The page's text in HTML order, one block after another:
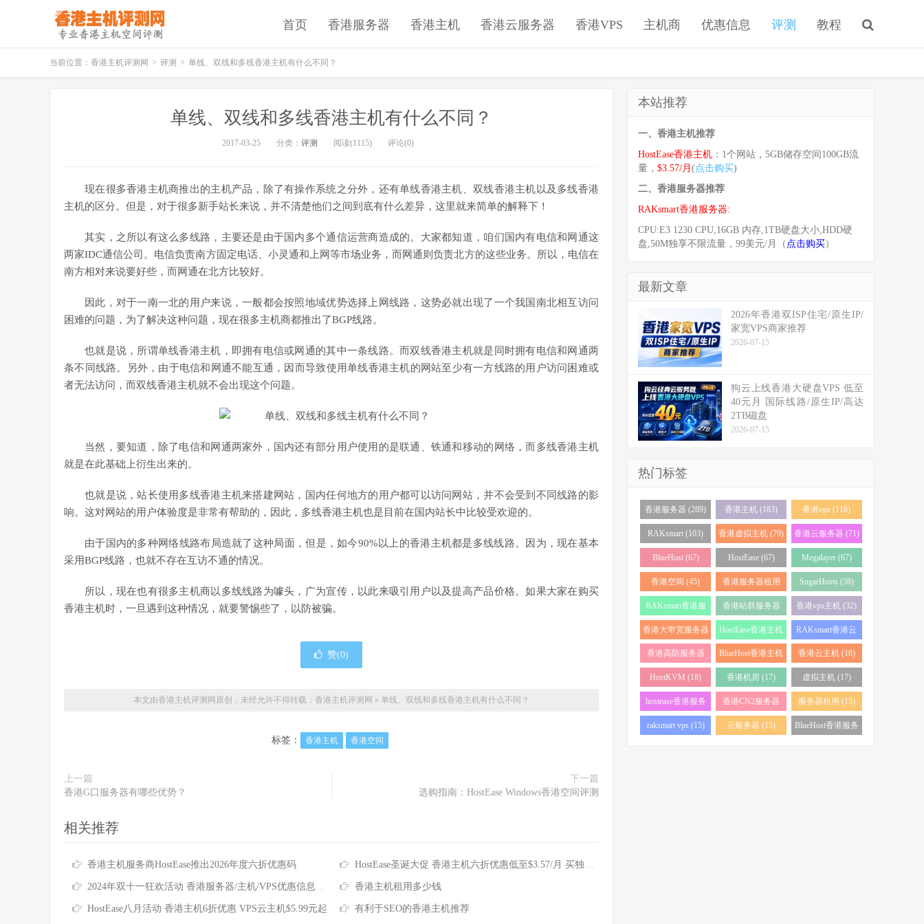
首页 香港服务器 香港主机 香港云服务器 香港VPS 主机商 优惠信息 评测 教程
当前位置： 香港主机评测网 > 评测 > 单线、双线和多线香港主机有什么不同？
单线、双线和多线香港主机有什么不同？
2017-03-25 分类： 评测 阅读(1115) 评论(0)
现在很多香港主机商推出的主机产品，除了有操作系统之分外，还有单线香港主机、双线香港主机以及多线香港
主机的区分。但是，对于很多新手站长来说，并不清楚他们之间到底有什么差异，这里就来简单的解释下！
其实，之所以有这么多线路，主要还是由于国内多个通信运营商造成的。大家都知道，咱们国内有电信和网通这
两家IDC通信公司。电信负责南方固定电话、小灵通和上网等市场业务，而网通则负责北方的这些业务。所以，电信在
南方相对来说要好些，而网通在北方比较好。
因此，对于一南一北的用户来说，一般都会按照地域优势选择上网线路，这势必就出现了一个我国南北相互访问
困难的问题，为了解决这种问题，现在很多主机商都推出了BGP线路。
也就是说，所谓单线香港主机，即拥有电信或网通的其中一条线路。而双线香港主机就是同时拥有电信和网通两
条不同线路。另外，由于电信和网通不能互通，因而导致使用单线香港主机的网站至少有一方线路的用户访问困难或
者无法访问，而双线香港主机就不会出现这个问题。
当然，要知道，除了电信和网通两家外，国内还有部分用户使用的是联通、铁通和移动的网络，而多线香港主机
就是在此基础上衍生出来的。
也就是说，站长使用多线香港主机来搭建网站，国内任何地方的用户都可以访问网站，并不会受到不同线路的影
响。这对网站的用户体验度是非常有帮助的，因此，多线香港主机也是目前在国内站长中比较受欢迎的。
由于国内的多种网络线路布局造就了这种局面，但是，如今90%以上的香港主机都是多线线路。因为，现在基本
采用BGP线路，也就不存在互访不通的情况。
所以，现在也有很多主机商以多线线路为噱头，广为宣传，以此来吸引用户以及提高产品价格。如果大家在购买
香港主机时，一旦遇到这种情况，就要警惕些了，以防被骗。
赞(0)
本文由香港主机评测网原创，未经允许不得转载： 香港主机评测网 » 单线、双线和多线香港主机有什么不同？
标签： 香港主机 香港空间
上一篇
香港G口服务器有哪些优势？
下一篇
选购指南：HostEase Windows香港空间评测
相关推荐
香港主机服务商HostEase推出2026年度六折优惠码 HostEase圣诞大促 香港主机六折优惠低至$3.57/月 买独服最高送256IP
2024年双十一狂欢活动 香港服务器/主机/VPS优惠信息汇总 香港主机租用多少钱
HostEase八月活动 香港主机6折优惠 VPS云主机$5.99元起 有利于SEO的香港主机推荐
本站推荐
一、香港主机推荐
HostEase香港主机 ：1个网站，5GB储存空间100GB流
量， $3.57/月 ( 点击购买)
二、香港服务器推荐
RAKsmart香港服务器:
CPU:E3 1230 CPU,16GB 内存,1TB硬盘大小,HDD硬
盘,50M独享不限流量，99美元/月（ 点击购买）
最新文章
2026年香港双ISP住宅/原生IP/
家宽VPS商家推荐
2026-07-15
狗云上线香港大硬盘VPS 低至
40元月 国际线路/原生IP/高达
2TB磁盘
2026-07-15
热门标签
香港服务器 (289) 香港主机 (183) 香港vps (116)
RAKsmart (103) 香港虚拟主机 (79) 香港云服务器 (71)
BlueHost (67) HostEase (67) Megalayer (67)
香港空间 (45)
香港服务器租用
(43)
SugarHosts (38)
RAKsmart香港服
务器 (38)
香港站群服务器
(34)
香港vps主机 (32)
香港大带宽服务器
(32)
HostEase香港主机
(28)
RAKsmart香港云
服务器 (23)
香港高防服务器
(22)
BlueHost香港主机
(21)
香港云主机 (18)
HostKVM (18) 香港机房 (17) 虚拟主机 (17)
hostease香港服务
器 (17)
香港CN2服务器
(17)
服务器租用 (15)
raksmart vps (15) 云服务器 (15)
BlueHost香港服务